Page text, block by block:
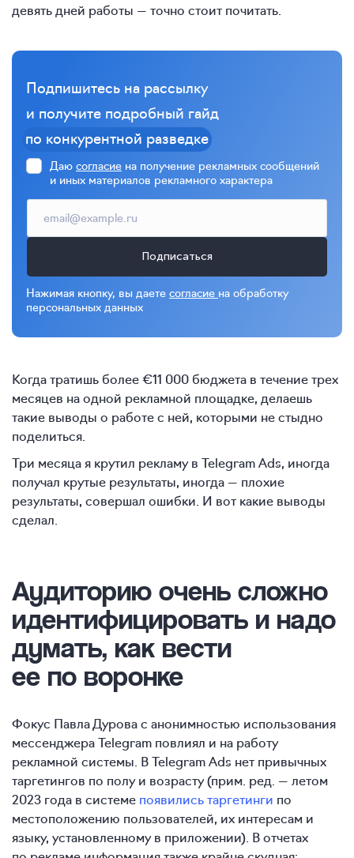
девять дней работы — точно стоит почитать.
Подпишитесь на рассылку
и получите подробный гайд
по конкурентной разведке
Даю согласие на получение рекламных сообщений
и иных материалов рекламного характера
Подписаться
Нажимая кнопку, вы даете согласие на обработку
персональных данных
Когда тратишь более €11 000 бюджета в течение трех
месяцев на одной рекламной площадке, делаешь
такие выводы о работе с ней, которыми не стыдно
поделиться.
Три месяца я крутил рекламу в Telegram Ads, иногда
получал крутые результаты, иногда — плохие
результаты, совершал ошибки. И вот какие выводы
сделал.
Аудиторию очень сложно
идентифицировать и надо
думать, как вести
ее по воронке
Фокус Павла Дурова с анонимностью использования
мессенджера Telegram повлиял и на работу
рекламной системы. В Telegram Ads нет привычных
таргетингов по полу и возрасту (прим. ред. — летом
2023 года в системе появились таргетинги по
местоположению пользователей, их интересам и
языку, установленному в приложении). В отчетах